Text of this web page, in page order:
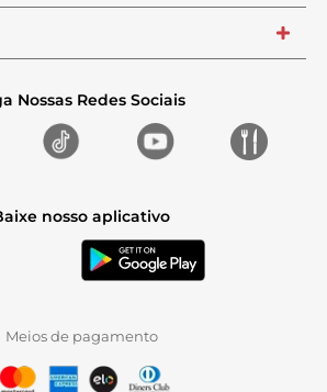
+
Nossas Redes Sociais
nosso aplicativo
Meios de pagamento